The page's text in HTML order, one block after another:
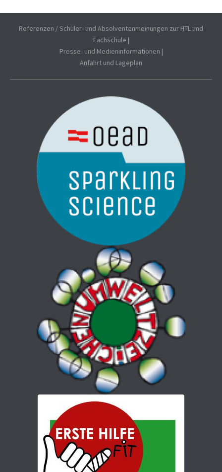
Referenzen / Schüler- und Absolventenmeinungen zur HTL und
Fachschule |
Presse- und Medieninformationen |
Anfahrt und Lageplan